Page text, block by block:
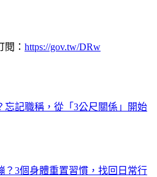
： https://gov.tw/DRw
忘記職稱，從「3公尺關係」開始
？3個身體重置習慣，找回日常行